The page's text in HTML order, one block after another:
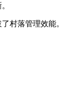
落管理效能